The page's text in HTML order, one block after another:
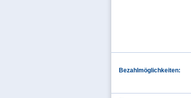
Bezahlmöglichkeiten: